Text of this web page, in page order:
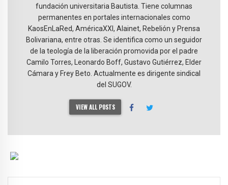
fundación universitaria Bautista. Tiene columnas
permanentes en portales internacionales como
KaosEnLaRed, AméricaXXI, Alainet, Rebelión y Prensa
Bolivariana, entre otras. Se identifica como un seguidor
de la teología de la liberación promovida por el padre
Camilo Torres, Leonardo Boff, Gustavo Gutiérrez, Elder
Cámara y Frey Beto. Actualmente es dirigente sindical
del SUGOV.
VIEW ALL POSTS